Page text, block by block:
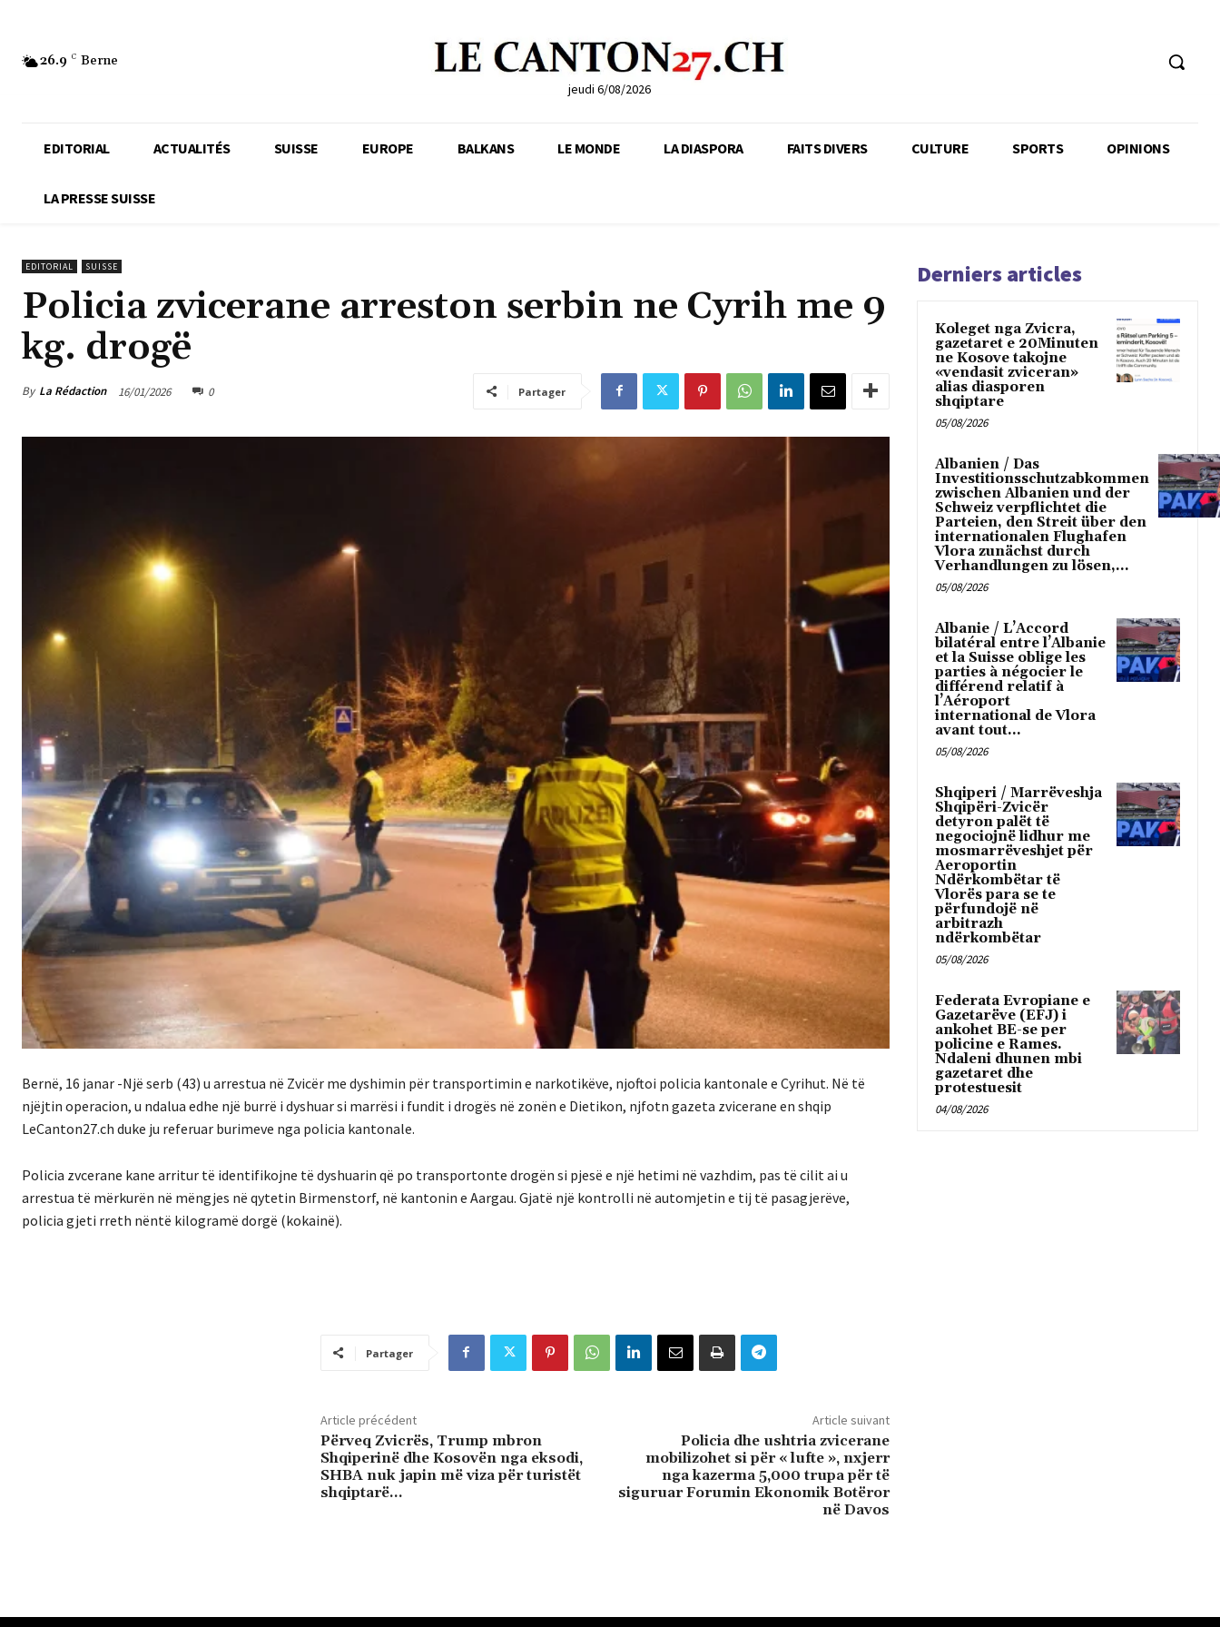
26.9 C Berne
jeudi 6/08/2026
EDITORIAL ACTUALITÉS SUISSE EUROPE BALKANS LE MONDE LA DIASPORA FAITS DIVERS CULTURE SPORTS OPINIONS
LA PRESSE SUISSE
EDITORIAL SUISSE
Policia zvicerane arreston serbin ne Cyrih me 9
kg. drogë
By La Rédaction 16/01/2026 0 Partager
Bernë, 16 janar -Një serb (43) u arrestua në Zvicër me dyshimin për transportimin e narkotikëve, njoftoi policia kantonale e Cyrihut. Në të
njëjtin operacion, u ndalua edhe një burrë i dyshuar si marrësi i fundit i drogës në zonën e Dietikon, njfotn gazeta zvicerane en shqip
LeCanton27.ch duke ju referuar burimeve nga policia kantonale.
Policia zvcerane kane arritur të identifikojne të dyshuarin që po transportonte drogën si pjesë e një hetimi në vazhdim, pas të cilit ai u
arrestua të mërkurën në mëngjes në qytetin Birmenstorf, në kantonin e Aargau. Gjatë një kontrolli në automjetin e tij të pasagjerëve,
policia gjeti rreth nëntë kilogramë dorgë (kokainë).
Partager
Article précédent
Përveq Zvicrës, Trump mbron
Shqiperinë dhe Kosovën nga eksodi,
SHBA nuk japin më viza për turistët
shqiptarë…
Article suivant
Policia dhe ushtria zvicerane
mobilizohet si për « lufte », nxjerr
nga kazerma 5,000 trupa për të
siguruar Forumin Ekonomik Botëror
në Davos
Derniers articles
Koleget nga Zvicra,
gazetaret e 20Minuten
ne Kosove takojne
«vendasit zviceran»
alias diasporen
shqiptare
05/08/2026
Albanien / Das
Investitionsschutzabkommen
zwischen Albanien und der
Schweiz verpflichtet die
Parteien, den Streit über den
internationalen Flughafen
Vlora zunächst durch
Verhandlungen zu lösen,...
05/08/2026
Albanie / L’Accord
bilatéral entre l’Albanie
et la Suisse oblige les
parties à négocier le
différend relatif à
l’Aéroport
international de Vlora
avant tout...
05/08/2026
Shqiperi / Marrëveshja
Shqipëri-Zvicër
detyron palët të
negociojnë lidhur me
mosmarrëveshjet për
Aeroportin
Ndërkombëtar të
Vlorës para se te
përfundojë në
arbitrazh
ndërkombëtar
05/08/2026
Federata Evropiane e
Gazetarëve (EFJ) i
ankohet BE-se per
policine e Rames.
Ndaleni dhunen mbi
gazetaret dhe
protestuesit
04/08/2026